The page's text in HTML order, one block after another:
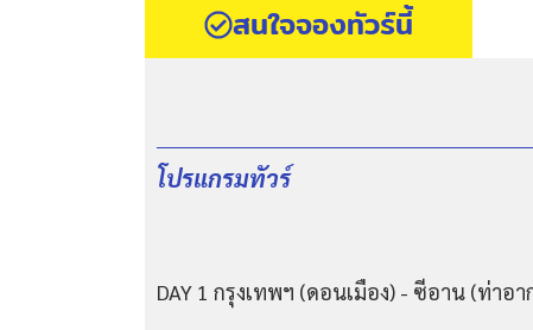
สนใจจองทัวร์นี้
โปรแกรมทัวร์
DAY 1 กรุงเทพฯ (ดอนเมือง) - ซีอาน (ท่าอ